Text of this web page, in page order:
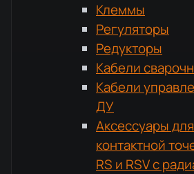
Клеммы
Регуляторы
Редукторы
Кабели
Кабели
ДУ
Аксессуары
контактной
RS и RSV с